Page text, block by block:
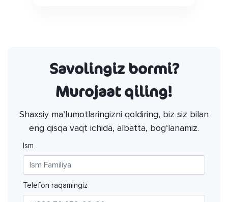
Savolingiz bormi?
Murojaat qiling!
Shaxsiy ma’lumotlaringizni qoldiring, biz siz bilan
eng qisqa vaqt ichida, albatta, bog‘lanamiz.
Ism
Telefon raqamingiz